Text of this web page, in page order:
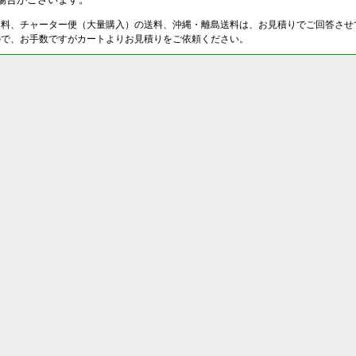
、チャーター便（大量購入）の送料、沖縄・離島送料は、お見積りでご回答させ
、お手数ですがカートよりお見積りをご依頼ください。